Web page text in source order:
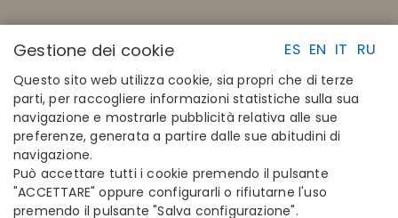
ES EN IT RU
Gestione dei cookie
Questo sito web utilizza cookie, sia propri che di terze
parti, per raccogliere informazioni statistiche sulla sua
navigazione e mostrarle pubblicità relativa alle sue
preferenze, generata a partire dalle sue abitudini di
navigazione.
Può accettare tutti i cookie premendo il pulsante
"ACCETTARE" oppure configurarli o rifiutarne l'uso
premendo il pulsante "Salva configurazione".
LINK RAPIDI
Calcola la tua taglia
Trova il tuo negozio
Unisciti alla directory
CONTATTI
Disintex 2021 SL
disintex@disintex.es